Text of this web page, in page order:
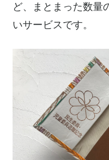
ど、まとまった数量
いサービスです。